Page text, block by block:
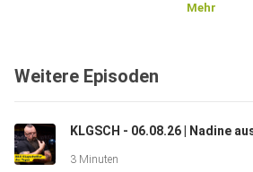
Mehr
Weitere Episoden
3 Minuten